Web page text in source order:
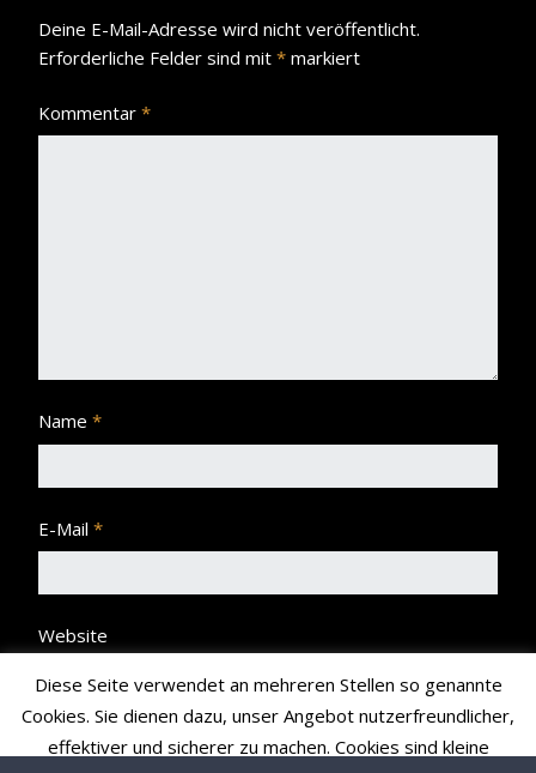
Deine E-Mail-Adresse wird nicht veröffentlicht.
Erforderliche Felder sind mit * markiert
Kommentar *
Name *
E-Mail *
Website
Diese Seite verwendet an mehreren Stellen so genannte
Cookies. Sie dienen dazu, unser Angebot nutzerfreundlicher,
effektiver und sicherer zu machen. Cookies sind kleine